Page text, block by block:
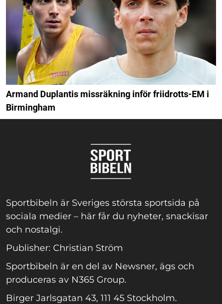
Armand Duplantis missräkning inför friidrotts-EM i
Birmingham
Sportbibeln är Sveriges största sportsida på
sociala medier – här får du nyheter, snackisar
och nostalgi.
Publisher: Christian Ström
Sportbibeln är en del av Newsner, ägs och
produceras av N365 Group.
Birger Jarlsgatan 43, 111 45 Stockholm.